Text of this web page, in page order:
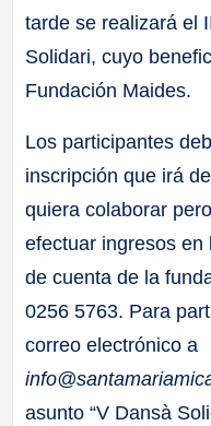
tarde se realizará el
Solidari, cuyo
Fundación Maides.
Los participantes
inscripción que irá
quiera colaborar
efectuar ingresos
de cuenta de la
0256 5763. Para
correo electrónico a
asunto “V Dansà